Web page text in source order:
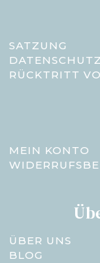
SATZUNG
RÜCKTRITT
MEIN KONTO
ÜBER UNS
BLOG